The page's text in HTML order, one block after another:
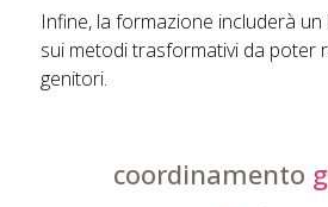
Infine, la formazione includerà
sui metodi trasformativi da poter
genitori.
coordinamento g